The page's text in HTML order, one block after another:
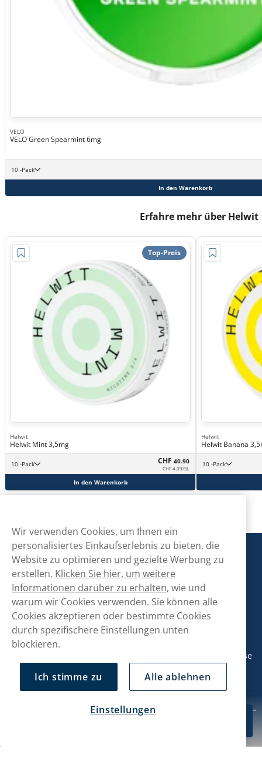
CHF 40.90
VELO
VELO Green Spearmint 6mg
10 -Pack
In den Warenkorb
Erfahre mehr über Helwit
Top-Preis
Helwit
Helwit Mint 3,5mg
10 -Pack CHF 40.90
CHF 4.09/St.
In den Warenkorb
Helwit
Helwit Banana
10 -Pack
Snusmarkt
Kontaktiere uns!
hallo@snusmarkt.ch
+410800561053
Mo/Di: 08:30-17 Uhr (Pause 12-13) Mi/Do: 10:30-19 Uhr (Pause
14-15) Fr: 09-17 Uhr (Pause 12-13)
Wir verwenden Cookies, um Ihnen ein
personalisiertes Einkaufserlebnis zu bieten, die
Website zu optimieren und gezielte Werbung zu
erstellen. Klicken Sie hier, um weitere
Informationen darüber zu erhalten, wie und
warum wir Cookies verwenden. Sie können alle
Cookies akzeptieren oder bestimmte Cookies
durch spezifischere Einstellungen unten
blockieren.
Ich stimme zu Alle ablehnen
Einstellungen